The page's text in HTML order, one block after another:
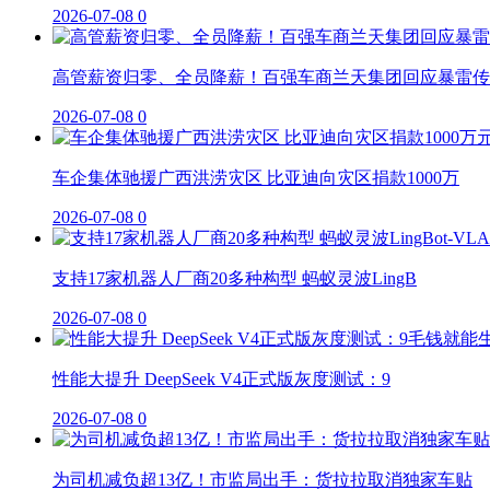
2026-07-08 0
高管薪资归零、全员降薪！百强车商兰天集团回应暴雷
2026-07-08 0
车企集体驰援广西洪涝灾区 比亚迪向灾区捐款1000万
2026-07-08 0
支持17家机器人厂商20多种构型 蚂蚁灵波LingB
2026-07-08 0
性能大提升 DeepSeek V4正式版灰度测试：9
2026-07-08 0
为司机减负超13亿！市监局出手：货拉拉取消独家车贴